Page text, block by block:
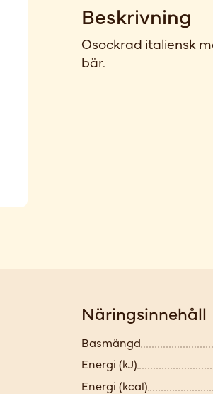
Beskrivning
Osockrad italiensk
bär.
Näringsinnehåll
Basmängd
Energi (kJ)
Energi (kcal)